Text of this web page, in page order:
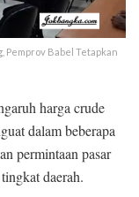
Pemprov Babel Tetapkan
harga crude
dalam beberapa
permintaan pasar
daerah.